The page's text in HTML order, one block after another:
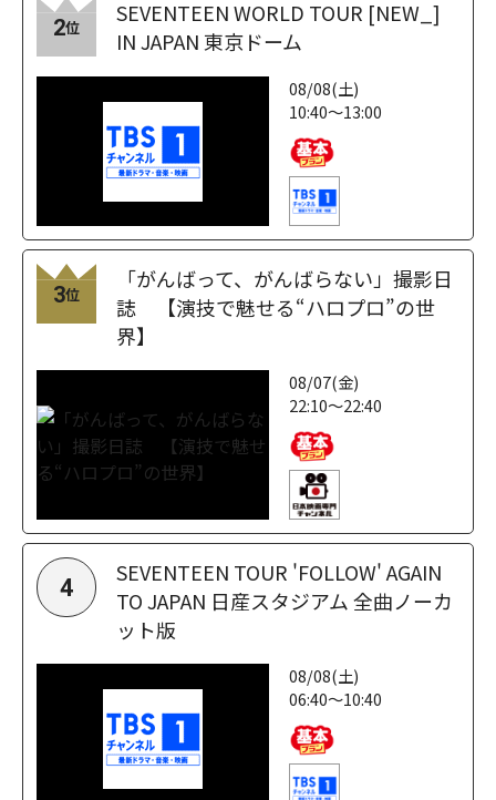
2位
SEVENTEEN WORLD TOUR [NEW_]
IN JAPAN 東京ドーム
08/08(土)
10:40～13:00
3位
「がんばって、がんばらない」撮影日
誌 【演技で魅せる“ハロプロ”の世
界】
08/07(金)
22:10～22:40
4
SEVENTEEN TOUR 'FOLLOW' AGAIN
TO JAPAN 日産スタジアム 全曲ノーカ
ット版
08/08(土)
06:40～10:40